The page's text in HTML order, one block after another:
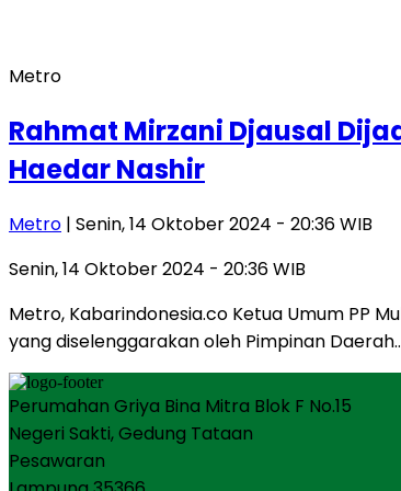
Metro
Rahmat Mirzani Djausal
Haedar Nashir
Metro | Senin, 14 Oktober 2024 - 20:36 WIB
Senin, 14 Oktober 2024 - 20:36 WIB
Metro, Kabarindonesia.co Ketua Umum PP
yang diselenggarakan oleh Pimpinan
Perumahan Griya Bina Mitra Blok F No.15
Negeri Sakti, Gedung Tataan
Pesawaran